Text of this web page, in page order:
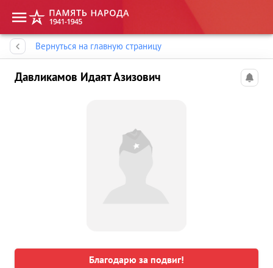
Вернуться на главную страницу
Давликамов Идаят Азизович
Благодарю за подвиг!
Память народа